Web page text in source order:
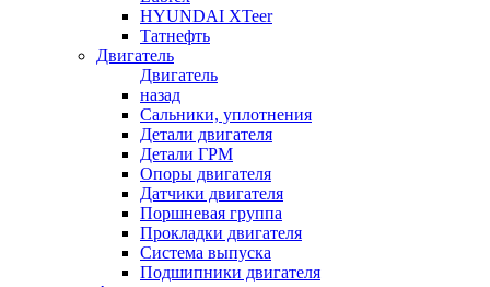
HYUNDAI XTeer
Татнефть
Двигатель
Двигатель
назад
Сальники, уплотнения
Детали двигателя
Детали ГРМ
Опоры двигателя
Датчики двигателя
Поршневая группа
Прокладки двигателя
Система выпуска
Подшипники двигателя